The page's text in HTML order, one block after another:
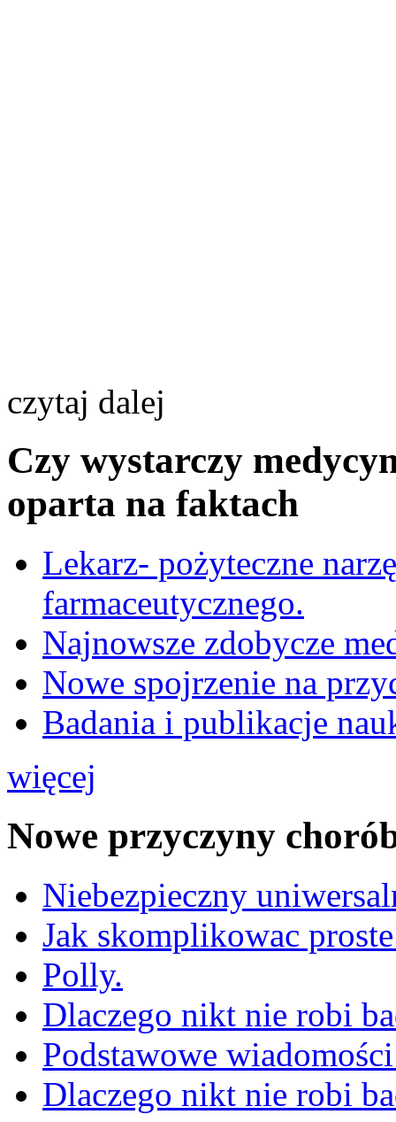
czytaj dalej
Czy wystarczy
oparta na faktach
Lekarz- pożyteczne
farmaceutycznego.
Najnowsze zdobycze
Nowe spojrzenie na
Badania i publikacje
więcej
Nowe przyczyny
Niebezpieczny
Jak skomplikowac
Polly.
Dlaczego nikt nie robi
Podstawowe
Dlaczego nikt nie robi